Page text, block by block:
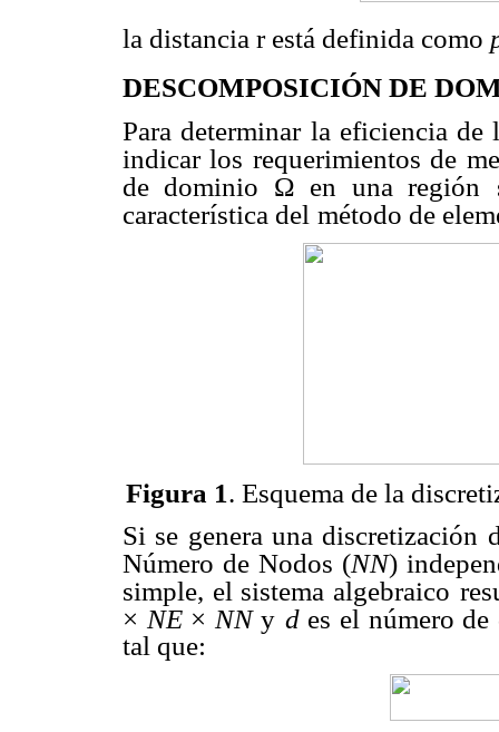
la distancia r está definida como
DESCOMPOSICIÓN DE
Para determinar la eficiencia de
indicar los requerimientos de
de dominio Ω en una región
característica del método de
Figura 1. Esquema de la
Si se genera una discretización
Número de Nodos (NN)
simple, el sistema algebraico
× NE × NNy d es el número
tal que: